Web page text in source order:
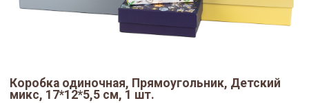
Коробка одиночная, Прямоугольник, Детский
микс, 17*12*5,5 см, 1 шт.